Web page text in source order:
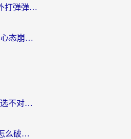
海外党必看：怎么在国外打弹弹堂不卡？番茄加速器亲测指南
英国崩坏学园2延迟高到心态崩？海外党国服游戏加速终极指南
海外看国内电视剧的app选不对？这份回国加速器避坑指南帮你流畅追剧
喜马拉雅地区限制DNS怎么破？海外党听国内音乐听书的终极解决方案